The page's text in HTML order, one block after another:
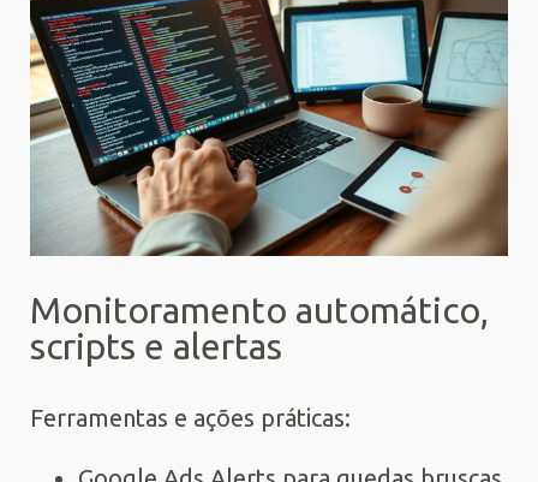
Monitoramento automático,
scripts e alertas
Ferramentas e ações práticas: